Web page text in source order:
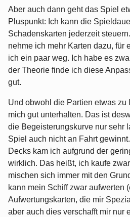
Aber auch dann geht das Spiel
Pluspunkt: Ich kann die
Schadenskarten jederzeit
nehme ich mehr Karten dazu, für
ich ein paar weg. Ich habe es
der Theorie finde ich diese
gut.
Und obwohl die Partien etwas zu
mich gut unterhalten. Das ist
die Begeisterungskurve nur sehr
Spiel auch nicht an Fahrt
Decks kam ich aufgrund der
wirklich. Das heißt, ich kaufe
mischen sich immer mit den
kann mein Schiff zwar aufwerten
Aufwertungskarten, die mir
aber auch dies verschafft mir nur